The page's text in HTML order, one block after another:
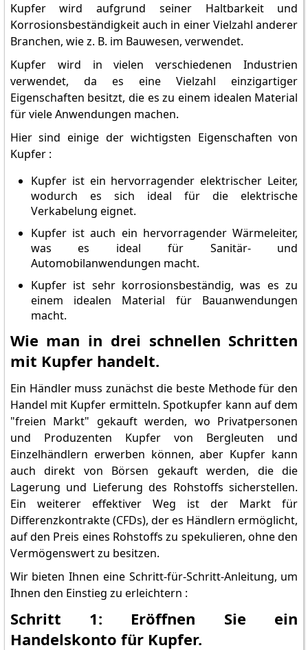
Kupfer wird aufgrund seiner Haltbarkeit und
Korrosionsbeständigkeit auch in einer Vielzahl anderer
Branchen, wie z. B. im Bauwesen, verwendet.
Kupfer wird in vielen verschiedenen Industrien
verwendet, da es eine Vielzahl einzigartiger
Eigenschaften besitzt, die es zu einem idealen Material
für viele Anwendungen machen.
Hier sind einige der wichtigsten Eigenschaften von
Kupfer :
Kupfer ist ein hervorragender elektrischer Leiter,
wodurch es sich ideal für die elektrische
Verkabelung eignet.
Kupfer ist auch ein hervorragender Wärmeleiter,
was es ideal für Sanitär- und
Automobilanwendungen macht.
Kupfer ist sehr korrosionsbeständig, was es zu
einem idealen Material für Bauanwendungen
macht.
Wie man in drei schnellen Schritten
mit Kupfer handelt.
Ein Händler muss zunächst die beste Methode für den
Handel mit Kupfer ermitteln. Spotkupfer kann auf dem
"freien Markt" gekauft werden, wo Privatpersonen
und Produzenten Kupfer von Bergleuten und
Einzelhändlern erwerben können, aber Kupfer kann
auch direkt von Börsen gekauft werden, die die
Lagerung und Lieferung des Rohstoffs sicherstellen.
Ein weiterer effektiver Weg ist der Markt für
Differenzkontrakte (CFDs), der es Händlern ermöglicht,
auf den Preis eines Rohstoffs zu spekulieren, ohne den
Vermögenswert zu besitzen.
Wir bieten Ihnen eine Schritt-für-Schritt-Anleitung, um
Ihnen den Einstieg zu erleichtern :
Schritt 1: Eröffnen Sie ein
Handelskonto für Kupfer.